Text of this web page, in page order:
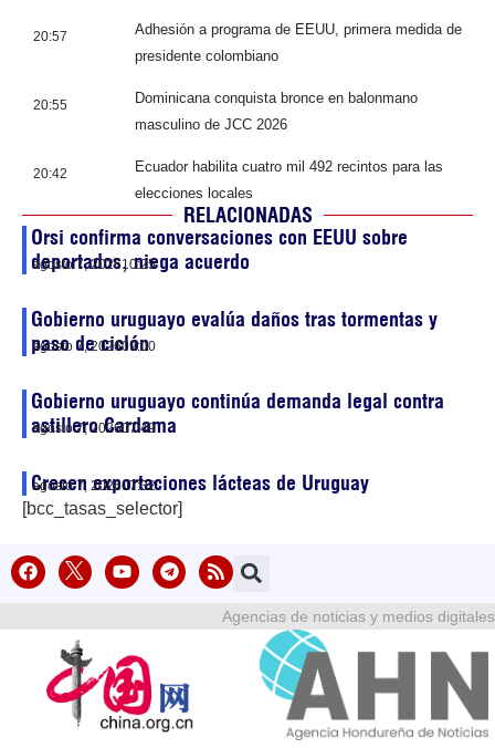
20:57
Adhesión a programa de EEUU, primera medida de
presidente colombiano
20:55
Dominicana conquista bronce en balonmano
masculino de JCC 2026
20:42
Ecuador habilita cuatro mil 492 recintos para las
elecciones locales
RELACIONADAS
Orsi confirma conversaciones con EEUU sobre
deportados, niega acuerdo
agosto 7, 202610:25
Gobierno uruguayo evalúa daños tras tormentas y
paso de ciclón
agosto 7, 202609:00
Gobierno uruguayo continúa demanda legal contra
astillero Cardama
agosto 7, 202607:49
Crecen exportaciones lácteas de Uruguay
agosto 7, 202607:32
[bcc_tasas_selector]
Agencias de noticias y medios digitales